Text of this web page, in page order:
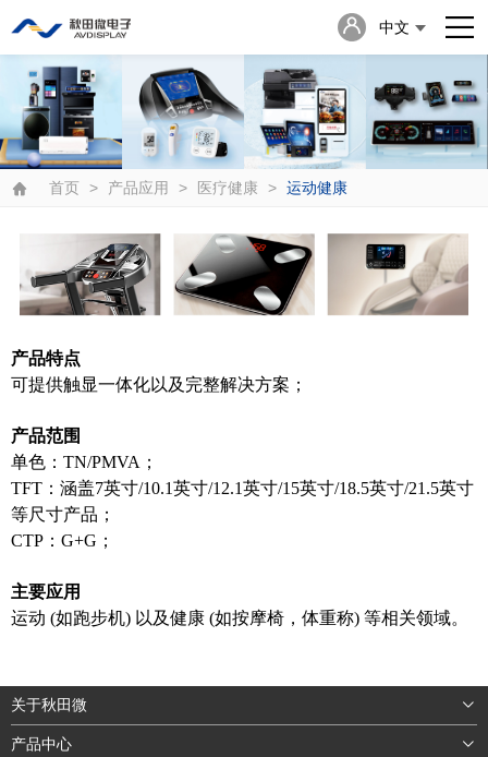
中文
English
日本語
首页 > 产品应用 > 医疗健康 > 运动健康
产品特点
可提供触显一体化以及完整解决方案；
产品范围
单色：TN/PMVA；
TFT：涵盖7英寸/10.1英寸/12.1英寸/15英寸/18.5英寸/21.5英寸
等尺寸产品；
CTP：G+G；
主要应用
运动 (如跑步机) 以及健康 (如按摩椅，体重称) 等相关领域。
关于秋田微
产品中心